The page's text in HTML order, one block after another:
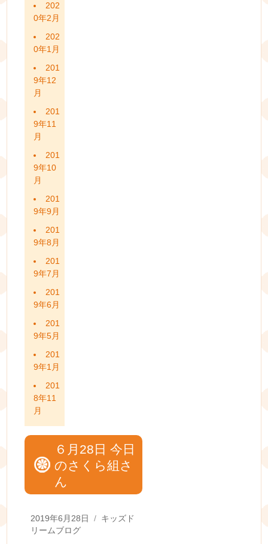
202
0年2月
202
0年1月
201
9年12
月
201
9年11
月
201
9年10
月
201
9年9月
201
9年8月
201
9年7月
201
9年6月
201
9年5月
201
9年1月
201
8年11
月
６月28日 今日
のさくら組さ
ん
Posted
on
2019年6月28日 Categories
キッズド
リームブログ